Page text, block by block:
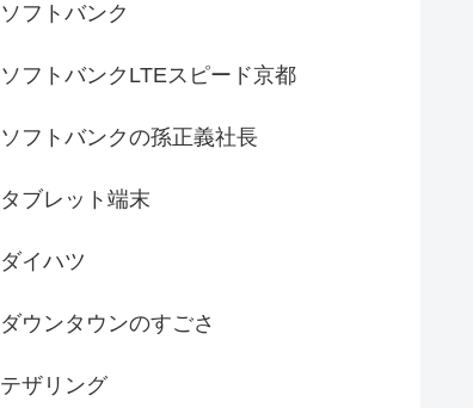
ソフトバンク
ソフトバンクLTEスピード京都
ソフトバンクの孫正義社長
タブレット端末
ダイハツ
ダウンタウンのすごさ
テザリング